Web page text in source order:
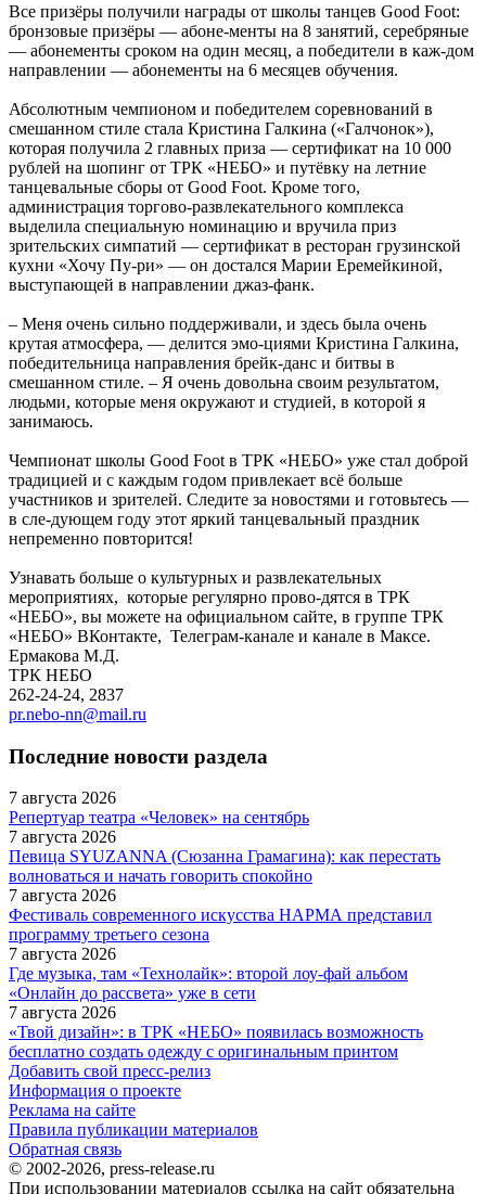
Все призёры получили награды от школы танцев Good Foot:
бронзовые призёры — абоне-менты на 8 занятий, серебряные
— абонементы сроком на один месяц, а победители в каж-дом
направлении — абонементы на 6 месяцев обучения.
Абсолютным чемпионом и победителем соревнований в
смешанном стиле стала Кристина Галкина («Галчонок»),
которая получила 2 главных приза — сертификат на 10 000
рублей на шопинг от ТРК «НЕБО» и путёвку на летние
танцевальные сборы от Good Foot. Кроме того,
администрация торгово-развлекательного комплекса
выделила специальную номинацию и вручила приз
зрительских симпатий — сертификат в ресторан грузинской
кухни «Хочу Пу-ри» — он достался Марии Еремейкиной,
выступающей в направлении джаз-фанк.
– Меня очень сильно поддерживали, и здесь была очень
крутая атмосфера, — делится эмо-циями Кристина Галкина,
победительница направления брейк-данс и битвы в
смешанном стиле. – Я очень довольна своим результатом,
людьми, которые меня окружают и студией, в которой я
занимаюсь.
Чемпионат школы Good Foot в ТРК «НЕБО» уже стал доброй
традицией и с каждым годом привлекает всё больше
участников и зрителей. Следите за новостями и готовьтесь —
в сле-дующем году этот яркий танцевальный праздник
непременно повторится!
Узнавать больше о культурных и развлекательных
мероприятиях, которые регулярно прово-дятся в ТРК
«НЕБО», вы можете на официальном сайте, в группе ТРК
«НЕБО» ВКонтакте, Телеграм-канале и канале в Максе.
Ермакова М.Д.
ТРК НЕБО
262-24-24, 2837
pr.nebo-nn@mail.ru
Последние новости раздела
7 августа 2026
Репертуар театра «Человек» на сентябрь
7 августа 2026
Певица SYUZANNA (Сюзанна Грамагина): как перестать
волноваться и начать говорить спокойно
7 августа 2026
Фестиваль современного искусства НАРМА представил
программу третьего сезона
7 августа 2026
Где музыка, там «Технолайк»: второй лоу-фай альбом
«Онлайн до рассвета» уже в сети
7 августа 2026
«Твой дизайн»: в ТРК «НЕБО» появилась возможность
бесплатно создать одежду с оригинальным принтом
Добавить свой пресс-релиз
Информация о проекте
Реклама на сайте
Правила публикации материалов
Обратная связь
© 2002-2026, press-release.ru
При использовании материалов ссылка на сайт обязательна